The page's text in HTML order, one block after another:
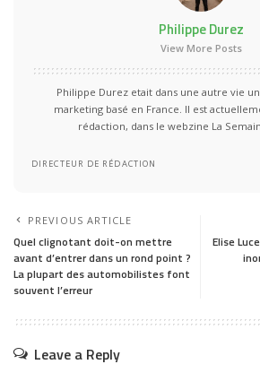
Philippe Durez
View More Posts
Philippe Durez etait dans une autre vie
marketing basé en France. Il est
rédaction, dans le webzine La
DIRECTEUR DE RÉDACTION
PREVIOUS ARTICLE
Quel clignotant doit-on mettre
avant d’entrer dans un rond point ?
La plupart des automobilistes font
souvent l’erreur
Elise
Leave a Reply